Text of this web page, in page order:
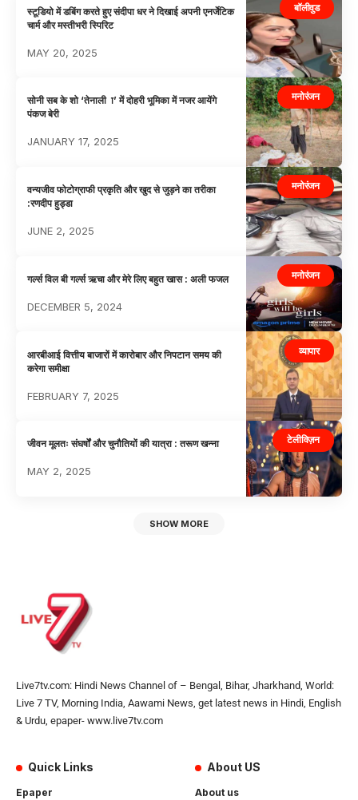
बॉलीवुड
स्टूडियो में डबिंग करते हुए संदीपा धर ने दिखाई अपनी एनर्जेटिक
चार्म और मस्तीभरी स्पिरिट
MAY 20, 2025
मनोरंजन
सोनी सब के शो ‘तेनाली ा’ में दोहरी भूमिका में नजर आयेंगे
पंकज बेरी
JANUARY 17, 2025
मनोरंजन
वन्यजीव फोटोग्राफी प्रकृति और खुद से जुड़ने का तरीका
:रणदीप हुड्डा
JUNE 2, 2025
मनोरंजन
गर्ल्स विल बी गर्ल्स ऋचा और मेरे लिए बहुत खास : अली फजल
DECEMBER 5, 2024
व्यापार
आरबीआई वित्तीय बाजारों में कारोबार और निपटान समय की
करेगा समीक्षा
FEBRUARY 7, 2025
टेलीविज़न
जीवन मूलतः संघर्षों और चुनौतियों की यात्रा : तरूण खन्ना
MAY 2, 2025
SHOW MORE
Live7tv.com: Hindi News Channel of – Bengal, Bihar, Jharkhand, World:
Live 7 TV, Morning India, Aawami News, get latest news in Hindi, English
& Urdu, epaper- www.live7tv.com
Quick Links
Epaper
About US
About us